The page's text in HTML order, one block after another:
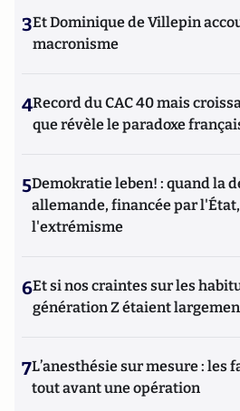
3Et Dominique de Villepin
macronisme
4Record du CAC 40 mais
que révèle le paradoxe
5Demokratie leben! : quand la
allemande, financée par
l'extrémisme
6Et si nos craintes sur les
génération Z étaient
7L’anesthésie sur mesure : les
tout avant une opération